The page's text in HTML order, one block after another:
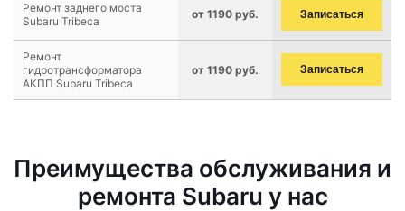
Ремонт заднего моста
Subaru Tribeca
от 1190 руб. Записаться
Ремонт
гидротрансформатора
АКПП Subaru Tribeca
от 1190 руб. Записаться
Преимущества обслуживания и
ремонта Subaru у нас